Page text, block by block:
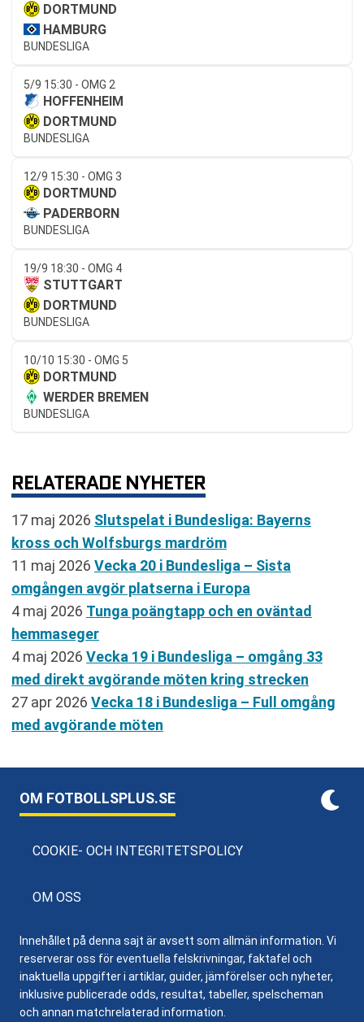
DORTMUND
HAMBURG
BUNDESLIGA
5/9 15:30 - OMG 2
HOFFENHEIM
DORTMUND
BUNDESLIGA
12/9 15:30 - OMG 3
DORTMUND
PADERBORN
BUNDESLIGA
19/9 18:30 - OMG 4
STUTTGART
DORTMUND
BUNDESLIGA
10/10 15:30 - OMG 5
DORTMUND
WERDER BREMEN
BUNDESLIGA
RELATERADE NYHETER
17 maj 2026 Slutspelat i Bundesliga: Bayerns
kross och Wolfsburgs mardröm
11 maj 2026 Vecka 20 i Bundesliga – Sista
omgången avgör platserna i Europa
4 maj 2026 Tunga poängtapp och en oväntad
hemmaseger
4 maj 2026 Vecka 19 i Bundesliga – omgång 33
med direkt avgörande möten kring strecken
27 apr 2026 Vecka 18 i Bundesliga – Full omgång
med avgörande möten
OM FOTBOLLSPLUS.SE
COOKIE- OCH INTEGRITETSPOLICY
OM OSS
Innehållet på denna sajt är avsett som allmän information. Vi
reserverar oss för eventuella felskrivningar, faktafel och
inaktuella uppgifter i artiklar, guider, jämförelser och nyheter,
inklusive publicerade odds, resultat, tabeller, spelscheman
och annan matchrelaterad information.